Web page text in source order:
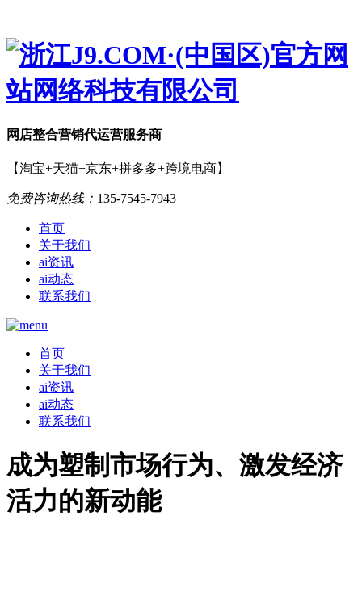
网店整合营销代运营服务商
【淘宝+天猫+京东+拼多多+跨境电商】
免费咨询热线： 135-7545-7943
首页
关于我们
ai资讯
ai动态
联系我们
首页
关于我们
ai资讯
ai动态
联系我们
成为塑制市场行为、激发经济
活力的新动能